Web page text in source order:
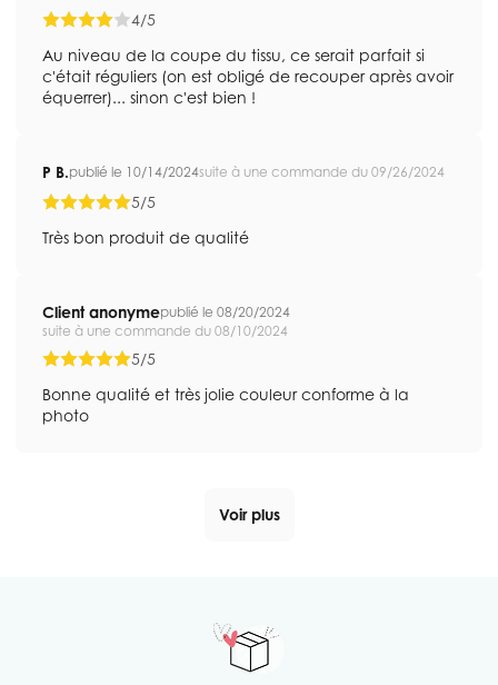
4/5
Au niveau de la coupe du tissu, ce serait parfait si
c'était réguliers (on est obligé de recouper après avoir
équerrer)... sinon c'est bien !
P B.publié le 10/14/2024suite à une commande du 09/26/2024
5/5
Très bon produit de qualité
Client anonymepublié le 08/20/2024
suite à une commande du 08/10/2024
5/5
Bonne qualité et très jolie couleur conforme à la
photo
Voir plus